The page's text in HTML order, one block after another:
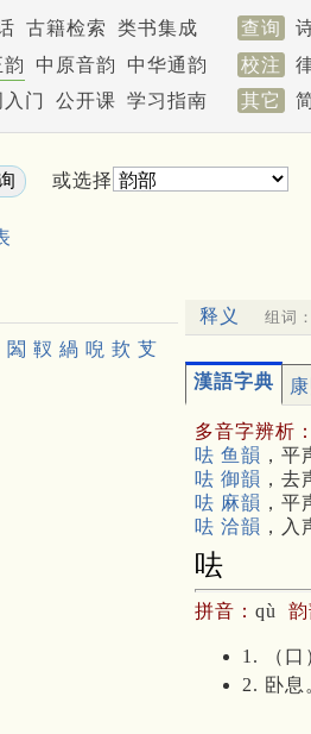
古籍检索 类书集成 查询
中原音韵 中华通韵 校注
门 公开课 学习指南 其它
或选择
䦱 靫 緺 唲 㰪 芆
释义 组词：
漢語字典
多音字辨析：
呿 鱼韻 ，平
呿 御韻 ，去
呿 麻韻 ，
呿 洽韻 ，入
呿
拼音： qù 韵
1. （口
2. 卧息